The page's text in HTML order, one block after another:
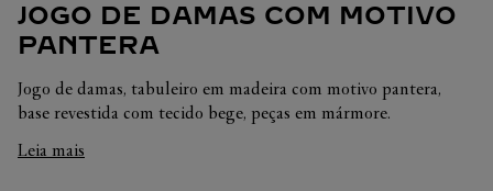
JOGO DE DAMAS COM MOTIVO
PANTERA
Jogo de damas, tabuleiro em madeira com motivo pantera,
base revestida com tecido bege, peças em mármore.
Leia mais